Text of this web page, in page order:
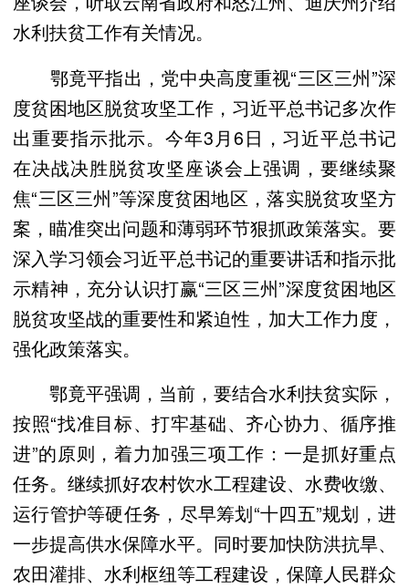
水利扶贫工作有关情况。
鄂竟平指出，党中央高度重视“三区三州”深
度贫困地区脱贫攻坚工作，习近平总书记多次作
出重要指示批示。今年3月6日，习近平总书记
在决战决胜脱贫攻坚座谈会上强调，要继续聚
焦“三区三州”等深度贫困地区，落实脱贫攻坚方
案，瞄准突出问题和薄弱环节狠抓政策落实。要
深入学习领会习近平总书记的重要讲话和指示批
示精神，充分认识打赢“三区三州”深度贫困地区
脱贫攻坚战的重要性和紧迫性，加大工作力度，
强化政策落实。
鄂竟平强调，当前，要结合水利扶贫实际，
按照“找准目标、打牢基础、齐心协力、循序推
进”的原则，着力加强三项工作：一是抓好重点
任务。继续抓好农村饮水工程建设、水费收缴、
运行管护等硬任务，尽早筹划“十四五”规划，进
一步提高供水保障水平。同时要加快防洪抗旱、
农田灌排、水利枢纽等工程建设，保障人民群众